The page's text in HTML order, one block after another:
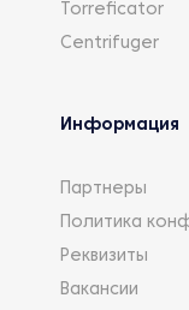
Torreficator
Centrifuger
Информация
Партнеры
Политика
Реквизиты
Вакансии